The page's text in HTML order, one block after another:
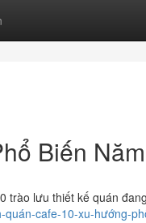
Biến
trào lưu thiết kế quán
cafe-10-xu-hướng-